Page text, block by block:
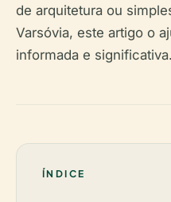
de arquitetura ou
Varsóvia, este artigo o
informada e significativa.
ÍNDICE